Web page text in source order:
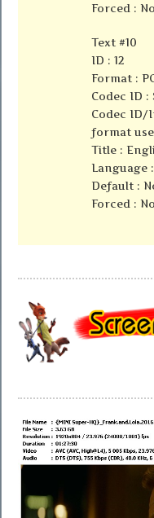
Forced : No
Text #10
ID : 12
Format :
Codec ID :
Codec ID/
format
Title :
Language
Default :
Forced : No